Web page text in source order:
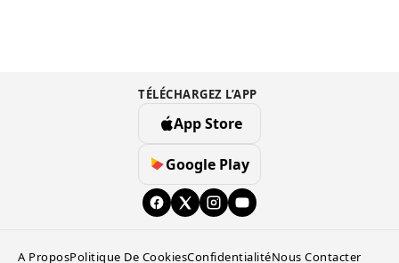
TÉLÉCHARGEZ L’APP
App Store
Google Play
A ProposPolitique De CookiesConfidentialitéNous Contacter